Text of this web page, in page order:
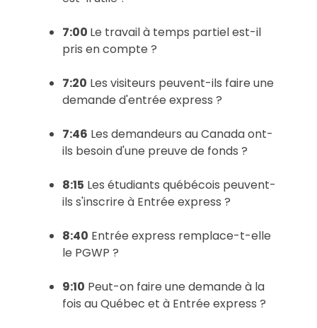
7:00 Le travail à temps partiel est-il
pris en compte ?
7:20 Les visiteurs peuvent-ils faire une
demande d'entrée express ?
7:46 Les demandeurs au Canada ont-
ils besoin d'une preuve de fonds ?
8:15 Les étudiants québécois peuvent-
ils s'inscrire à Entrée express ?
8:40 Entrée express remplace-t-elle
le PGWP ?
9:10 Peut-on faire une demande à la
fois au Québec et à Entrée express ?